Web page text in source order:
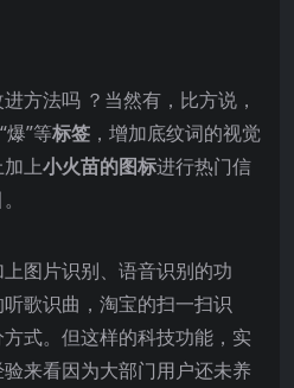
方法吗 ？当然有，比方说，
爆”等标签 ，增加底纹词的视觉
上小火苗的图标进行热门信
图片识别、语音识别的功
歌识曲，淘宝的扫一扫识
式。 但这样的科技功能，实
来看因为大部门用户还未养